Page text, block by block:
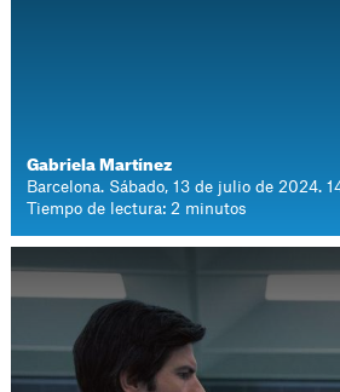
Gabriela Martínez
Barcelona. Sábado, 13 de julio de 2024.
Tiempo de lectura: 2 minutos